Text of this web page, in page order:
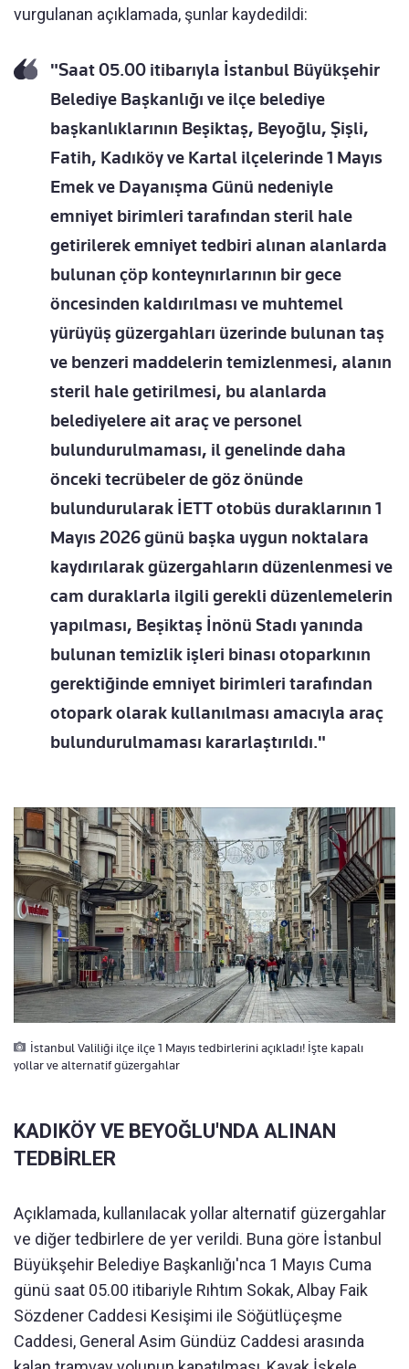
vurgulanan açıklamada, şunlar kaydedildi:
"Saat 05.00 itibarıyla İstanbul Büyükşehir
Belediye Başkanlığı ve ilçe belediye
başkanlıklarının Beşiktaş, Beyoğlu, Şişli,
Fatih, Kadıköy ve Kartal ilçelerinde 1 Mayıs
Emek ve Dayanışma Günü nedeniyle
emniyet birimleri tarafından steril hale
getirilerek emniyet tedbiri alınan alanlarda
bulunan çöp konteynırlarının bir gece
öncesinden kaldırılması ve muhtemel
yürüyüş güzergahları üzerinde bulunan taş
ve benzeri maddelerin temizlenmesi, alanın
steril hale getirilmesi, bu alanlarda
belediyelere ait araç ve personel
bulundurulmaması, il genelinde daha
önceki tecrübeler de göz önünde
bulundurularak İETT otobüs duraklarının 1
Mayıs 2026 günü başka uygun noktalara
kaydırılarak güzergahların düzenlenmesi ve
cam duraklarla ilgili gerekli düzenlemelerin
yapılması, Beşiktaş İnönü Stadı yanında
bulunan temizlik işleri binası otoparkının
gerektiğinde emniyet birimleri tarafından
otopark olarak kullanılması amacıyla araç
bulundurulmaması kararlaştırıldı."
İstanbul Valiliği ilçe ilçe 1 Mayıs tedbirlerini açıkladı! İşte kapalı
yollar ve alternatif güzergahlar
KADIKÖY VE BEYOĞLU'NDA ALINAN
TEDBİRLER
Açıklamada, kullanılacak yollar alternatif güzergahlar
ve diğer tedbirlere de yer verildi. Buna göre İstanbul
Büyükşehir Belediye Başkanlığı'nca 1 Mayıs Cuma
günü saat 05.00 itibariyle Rıhtım Sokak, Albay Faik
Sözdener Caddesi Kesişimi ile Söğütlüçeşme
Caddesi, General Asim Gündüz Caddesi arasında